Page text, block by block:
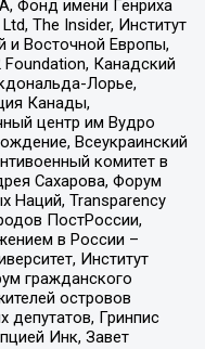
имени Генриха
The Insider, Институт
и Восточной Европы,
Канадский
Лорье,
Канады,
центр им Вудро
Всеукраинский
комитет в
Сахарова, Форум
Наций, Transparеncy
ПостРоссии,
в России –
Институт
гражданского
островов
Гринпис
Инк, Завет